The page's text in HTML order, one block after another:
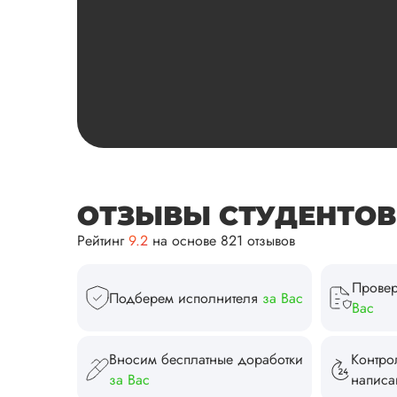
ОТЗЫВЫ СТУДЕНТОВ
Рейтинг9.2 на основе 821 отзывов
Подберем исполнителя за Вас
Вас
Вносим бесплатные доработки
за Вас